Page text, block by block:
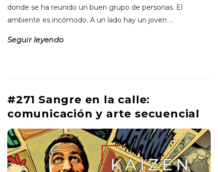
donde se ha reunido un buen grupo de personas. El
ambiente es incómodo. A un lado hay un joven …
Seguir leyendo
#271 Sangre en la calle:
comunicación y arte secuencial